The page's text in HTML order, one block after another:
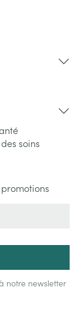
soins
notre newsletter